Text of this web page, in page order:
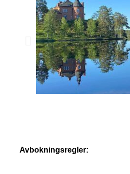
Avbokningsregler: